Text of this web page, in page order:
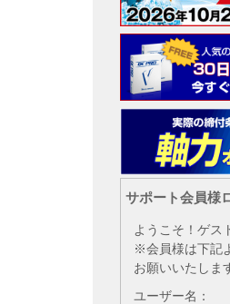
サポート会員様
ようこそ！ゲス
※会員様は下記
お願いいたしま
ユーザー名：